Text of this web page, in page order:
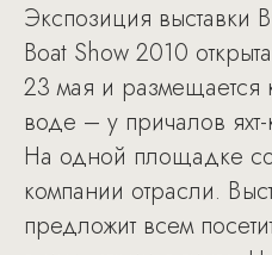
Экспозиция выставки
Boat Show 2010
23 мая и размещается
воде – у причалов
На одной площадке
компании отрасли.
предложит всем